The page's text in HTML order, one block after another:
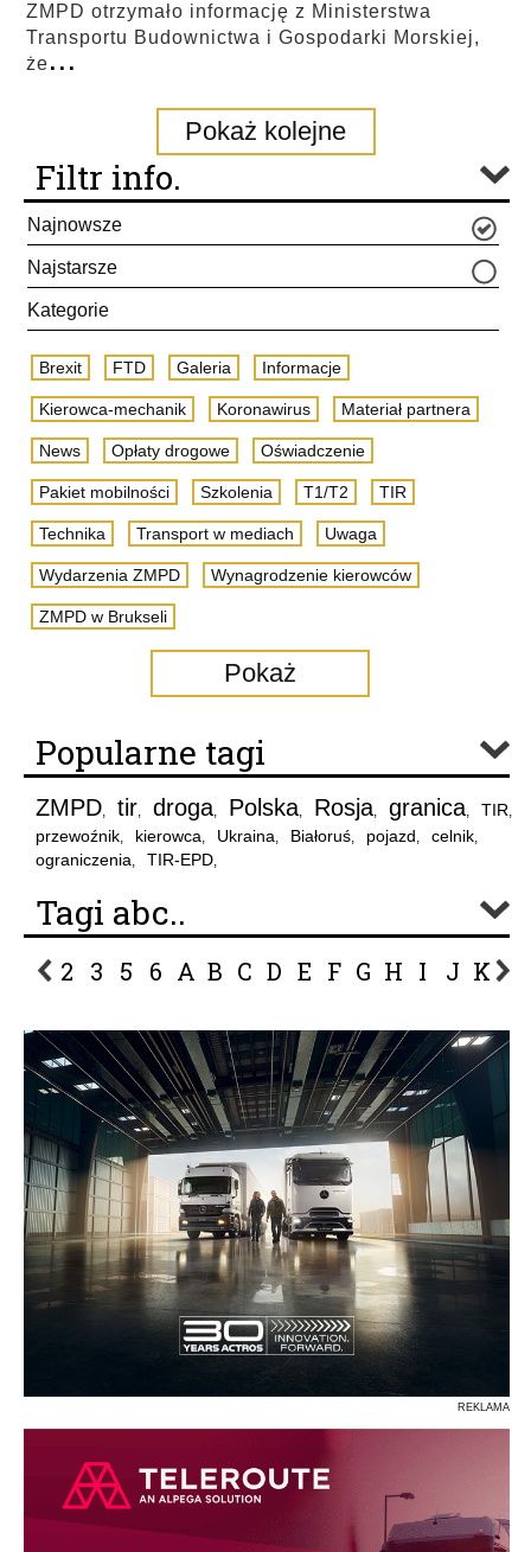
ZMPD otrzymało informację z Ministerstwa
Transportu Budownictwa i Gospodarki Morskiej,
że...
Pokaż kolejne
Filtr info.
Najnowsze
Najstarsze
Kategorie
Brexit FTD Galeria Informacje
Kierowca-mechanik Koronawirus Materiał partnera
News Opłaty drogowe Oświadczenie
Pakiet mobilności Szkolenia T1/T2 TIR
Technika Transport w mediach Uwaga
Wydarzenia ZMPD Wynagrodzenie kierowców
ZMPD w Brukseli
Pokaż
Popularne tagi
ZMPD, tir, droga, Polska, Rosja, granica, TIR,
przewoźnik, kierowca, Ukraina, Białoruś, pojazd, celnik,
ograniczenia, TIR-EPD,
Tagi abc..
2 3 5 6 A B C D E F G H I J K L
REKLAMA